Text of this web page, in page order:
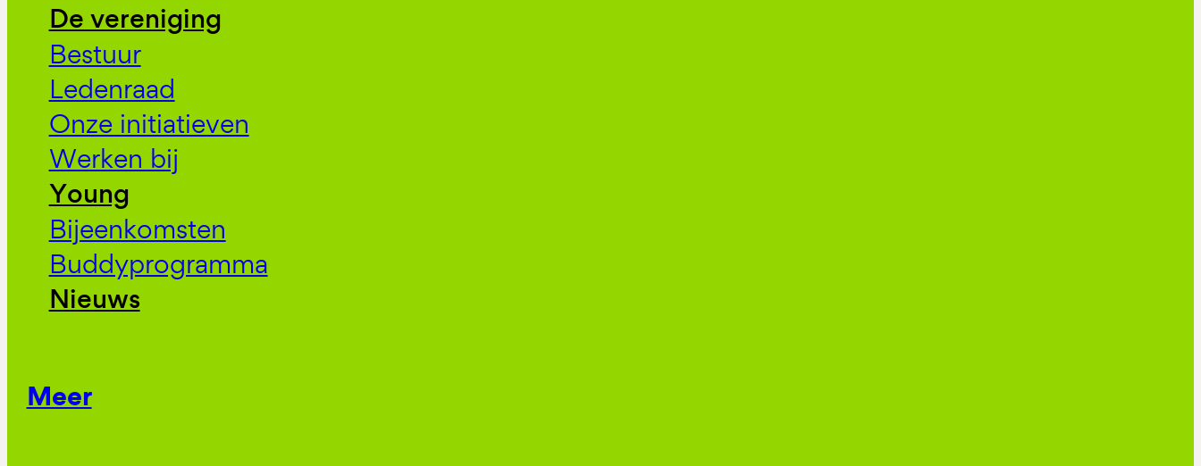
De vereniging
Bestuur
Ledenraad
Onze initiatieven
Werken bij
Young
Bijeenkomsten
Buddyprogramma
Nieuws
Meer